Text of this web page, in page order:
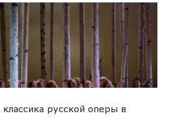
русской оперы в